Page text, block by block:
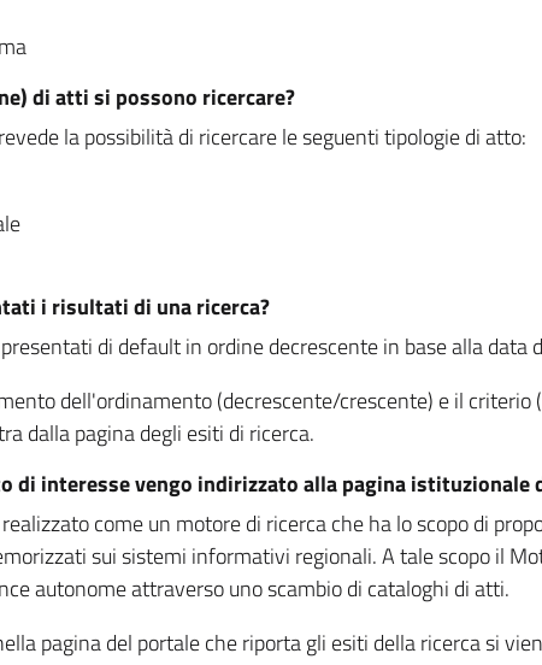
di atti si possono ricercare?
la possibilità di ricercare le seguenti tipologie di atto:
i risultati di una ricerca?
di default in ordine decrescente in base alla
dell'ordinamento (decrescente/crescente) e il
dalla pagina degli esiti di ricerca.
di interesse vengo indirizzato alla pagina istituzionale
come un motore di ricerca che ha lo scopo di
sui sistemi informativi regionali. A tale scopo il
autonome attraverso uno scambio di cataloghi di atti.
pagina del portale che riporta gli esiti della ricerca si